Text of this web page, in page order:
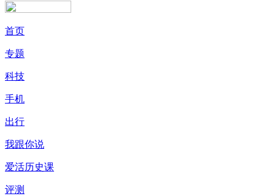
首页
专题
科技
手机
出行
我跟你说
爱活历史课
评测